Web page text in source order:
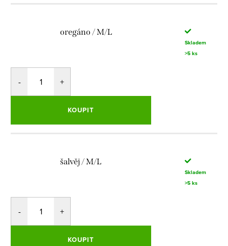
oregáno / M/L
Skladem
>5 ks
KOUPIT
šalvěj / M/L
Skladem
>5 ks
KOUPIT